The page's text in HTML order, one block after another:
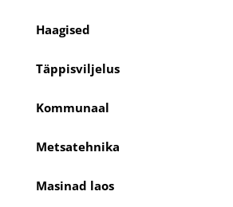
Haagised
Täppisviljelus
Kommunaal
Metsatehnika
Masinad laos